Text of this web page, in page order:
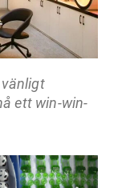
ett win-win-